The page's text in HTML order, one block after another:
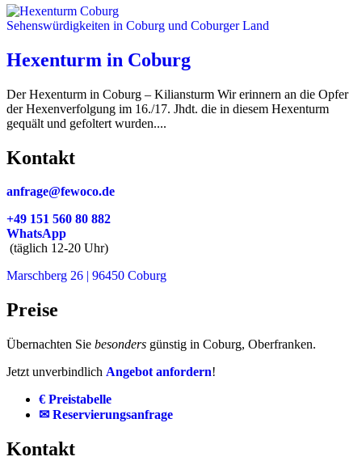
Sehenswürdigkeiten in Coburg und Coburger Land
Hexenturm in Coburg
Der Hexenturm in Coburg – Kiliansturm Wir erinnern an die Opfer
der Hexenverfolgung im 16./17. Jhdt. die in diesem Hexenturm
gequält und gefoltert wurden....
Kontakt
anfrage@fewoco.de
+49 151 560 80 882
WhatsApp
(täglich 12-20 Uhr)
Marschberg 26 | 96450 Coburg
Preise
Übernachten Sie besonders günstig in Coburg, Oberfranken.
Jetzt unverbindlich Angebot anfordern!
€ Preistabelle
✉ Reservierungsanfrage
Kontakt